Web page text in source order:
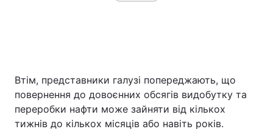
Втім, представники галузі попереджають, що
повернення до довоєнних обсягів видобутку та
переробки нафти може зайняти від кількох
тижнів до кількох місяців або навіть років.